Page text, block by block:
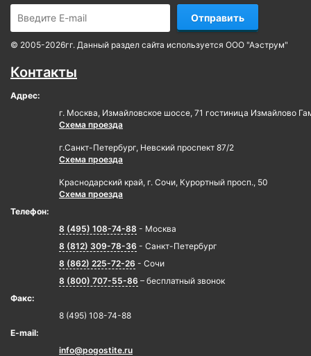
Отправить
© 2005-2026гг. Данный раздел сайта используется ООО "Аэструм"
Контакты
Адрес:
г. Москва, Измайловское шоссе, 71 гостиница Измайлово
Схема проезда
г.Санкт-Петербург, Невский проспект 87/2
Схема проезда
Краснодарский край, г. Сочи, Курортный просп., 50
Схема проезда
Телефон:
8 (495) 108-74-88 - Москва
8 (812) 309-78-36 - Санкт-Петербург
8 (862) 225-72-26 - Сочи
8 (800) 707-55-86 – бесплатный звонок
Факс:
8 (495) 108-74-88
E-mail:
info@pogostite.ru